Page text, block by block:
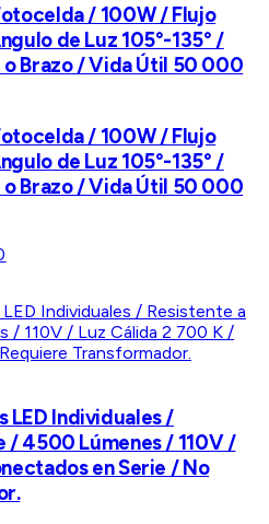
/ 100W / Flujo
de Luz 105°-135° /
o Brazo / Vida Útil 50 000
/ 100W / Flujo
de Luz 105°-135° /
o Brazo / Vida Útil 50 000
LED Individuales /
/ 4500 Lúmenes / 110V /
en Serie / No